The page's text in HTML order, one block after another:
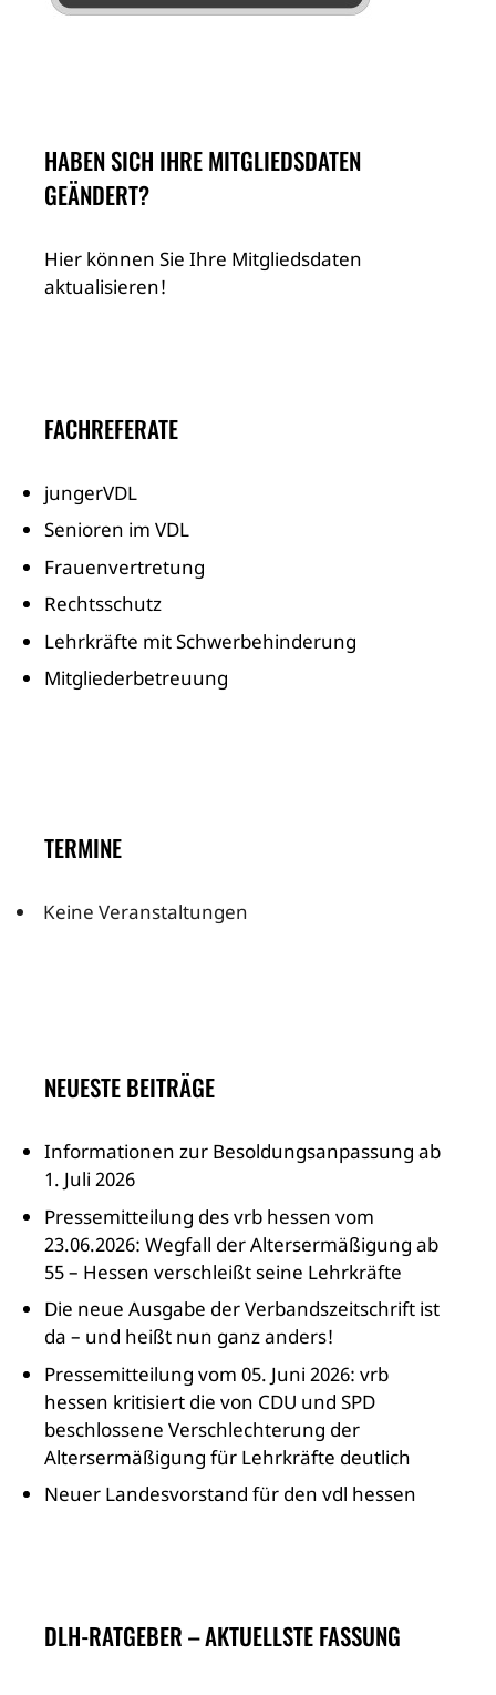
HABEN SICH IHRE MITGLIEDSDATEN
GEÄNDERT?
Hier können Sie Ihre Mitgliedsdaten
aktualisieren!
FACHREFERATE
jungerVDL
Senioren im VDL
Frauenvertretung
Rechtsschutz
Lehrkräfte mit Schwerbehinderung
Mitgliederbetreuung
TERMINE
Keine Veranstaltungen
NEUESTE BEITRÄGE
Informationen zur Besoldungsanpassung ab
1. Juli 2026
Pressemitteilung des vrb hessen vom
23.06.2026: Wegfall der Altersermäßigung ab
55 – Hessen verschleißt seine Lehrkräfte
Die neue Ausgabe der Verbandszeitschrift ist
da – und heißt nun ganz anders!
Pressemitteilung vom 05. Juni 2026: vrb
hessen kritisiert die von CDU und SPD
beschlossene Verschlechterung der
Altersermäßigung für Lehrkräfte deutlich
Neuer Landesvorstand für den vdl hessen
DLH-RATGEBER – AKTUELLSTE FASSUNG